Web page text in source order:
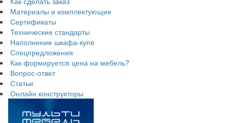
Материалы и комплектующие
Сертификаты
Технические стандарты
Наполнение шкафа-купе
Спецпредложения
Как формируется цена на мебель?
Вопрос-ответ
Статьи
Онлайн конструкторы